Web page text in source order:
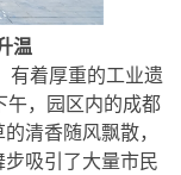
温
有着厚重的工业遗
午，园区内的成都
清香随风飘散，
吸引了大量市民